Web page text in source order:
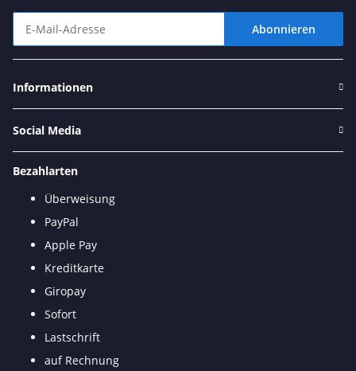
Abonnieren
Informationen
Social Media
Bezahlarten
Überweisung
PayPal
Apple Pay
Kreditkarte
Giropay
Sofort
Lastschrift
auf Rechnung